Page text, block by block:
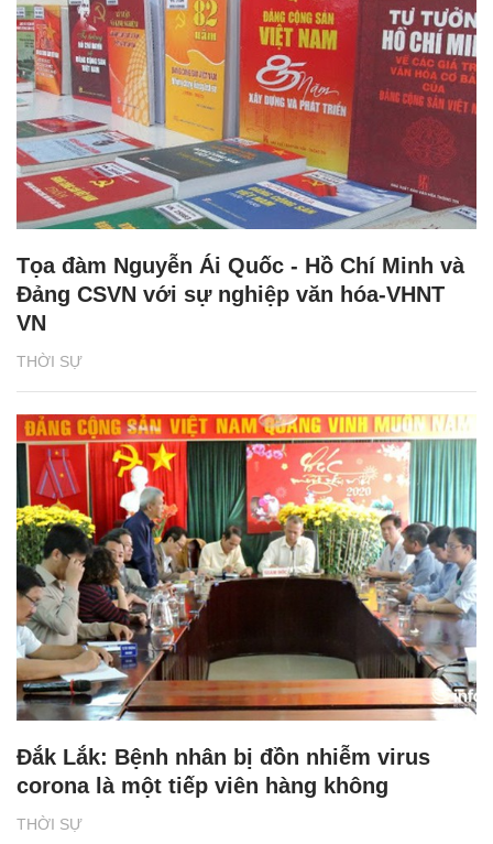
THỜI SỰ
Tọa đàm Nguyễn Ái Quốc - Hồ Chí Minh và
Đảng CSVN với sự nghiệp văn hóa-VHNT
VN
THỜI SỰ
Đắk Lắk: Bệnh nhân bị đồn nhiễm virus
corona là một tiếp viên hàng không